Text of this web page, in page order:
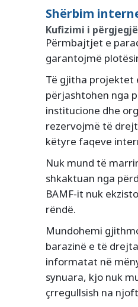
Shërbim
Kufizimi i
Përmbajtjet e
garantojmë
Të gjitha projektet
përjashtohen nga
institucione dhe
rezervojmë të
këtyre faqeve
Nuk mund të
shkaktuan nga
BAMF-it nuk
rëndë.
Mundohemi
barazinë e të
informatat në
synuara, kjo nuk
çrregullsish na